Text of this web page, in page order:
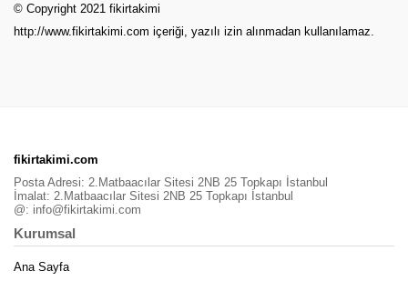
© Copyright 2021 fikirtakimi
http://www.fikirtakimi.com içeriği, yazılı izin alınmadan kullanılamaz.
fikirtakimi.com
Posta Adresi: 2.Matbaacılar Sitesi 2NB 25 Topkapı İstanbul
İmalat: 2.Matbaacılar Sitesi 2NB 25 Topkapı İstanbul
@: info@fikirtakimi.com
Kurumsal
Ana Sayfa